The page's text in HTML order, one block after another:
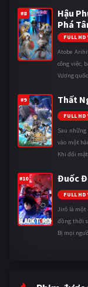
#8
Hậu
Phá
FULL
Atobe
công việc,
Vương
#9 Thất
FULL
Sau
vào một
Khi đối
#10 Đuốc
FULL
Jirô là một
đồng thời
Bị mọi